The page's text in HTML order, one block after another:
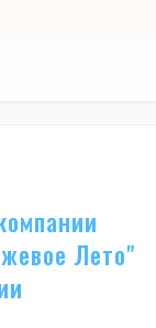
Лето"